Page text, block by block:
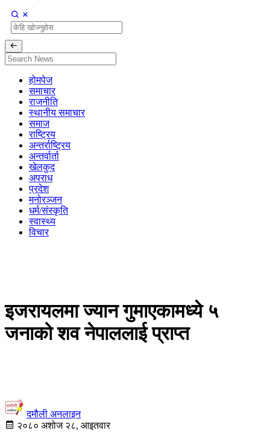
होमपेज
समाचार
राजनीति
स्थानीय समाचार
समाज
राष्ट्रिय
अन्तर्राष्ट्रिय
अन्तर्वार्ता
खेलकुद
अपराध
प्रदेश
मनोरञ्जन
धर्म/संस्कृति
स्वास्थ्य
विचार
इजरायलमा ज्यान गुमाएकामध्ये ५
जनाको शव नेपाललाई प्राप्त
दमौली अनलाइन
२०८० अशोज २८, आइतवार